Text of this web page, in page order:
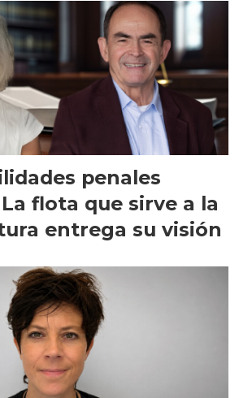
penales
flota que sirve a la
entrega su visión